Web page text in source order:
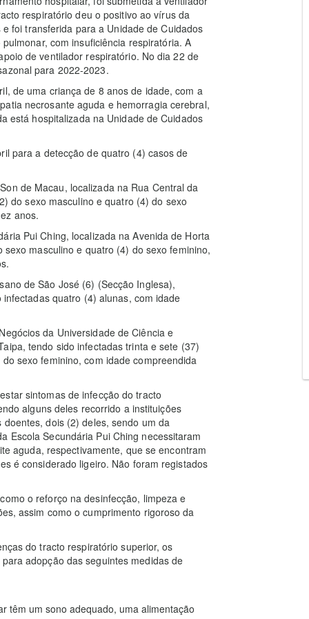
respiratório deu o positivo ao vírus da
foi transferida para a Unidade de Cuidados
com insuficiência respiratória. A
de ventilador respiratório. No dia 22 de
para 2022-2023.
de uma criança de 8 anos de idade, com a
necrosante aguda e hemorragia cerebral,
está hospitalizada na Unidade de Cuidados
para a detecção de quatro (4) casos de
de Macau, localizada na Rua Central da
do sexo masculino e quatro (4) do sexo
anos.
Pui Ching, localizada na Avenida de Horta
masculino e quatro (4) do sexo feminino,
de São José (6) (Secção Inglesa),
quatro (4) alunas, com idade
da Universidade de Ciência e
tendo sido infectadas trinta e sete (37)
sexo feminino, com idade compreendida
sintomas de infecção do tracto
alguns deles recorrido a instituições
dois (2) deles, sendo um da
Escola Secundária Pui Ching necessitaram
aguda, respectivamente, que se encontram
é considerado ligeiro. Não foram registados
o reforço na desinfecção, limpeza e
assim como o cumprimento rigoroso da
do tracto respiratório superior, os
adopção das seguintes medidas de
têm um sono adequado, uma alimentação